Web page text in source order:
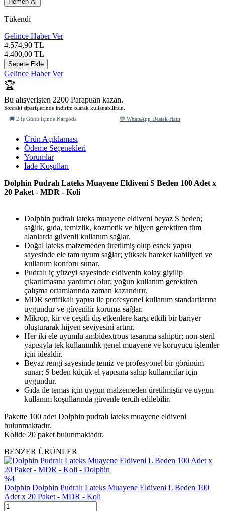
Tükendi
Gelince Haber Ver
4.574,90 TL
4.400,00 TL
Sepete Ekle
Gelince Haber Ver
🏆
Bu alışverişten 2200 Parapuan kazan.
Sonraki siparişlerinde indirim olarak kullanabilirsin.
🚚 2 İş Günü İçinde Kargoda
💬 WhatsApp Destek Hattı
Ürün Açıklaması
Ödeme Seçenekleri
Yorumlar
İade Koşulları
Dolphin Pudralı Lateks Muayene Eldiveni S Beden 100 Adet x
20 Paket - MDR - Koli
Dolphin pudralı lateks muayene eldiveni beyaz S beden;
sağlık, gıda, temizlik, kozmetik ve hijyen gerektiren tüm
alanlarda güvenli kullanım sağlar.
Doğal lateks malzemeden üretilmiş olup esnek yapısı
sayesinde ele tam uyum sağlar; yüksek hareket kabiliyeti ve
kullanım konforu sunar.
Pudralı iç yüzeyi sayesinde eldivenin kolay giyilip
çıkarılmasına yardımcı olur; yoğun kullanım gerektiren
çalışma ortamlarında zaman kazandırır.
MDR sertifikalı yapısı ile profesyonel kullanım standartlarına
uygundur ve güvenilir koruma sağlar.
Mikrop, kir ve çeşitli dış etkenlere karşı etkili bir bariyer
oluşturarak hijyen seviyesini artırır.
Her iki ele uyumlu ambidextrous tasarıma sahiptir; non-steril
yapısıyla tek kullanımlık genel muayene ve koruyucu işlemler
için idealdir.
Beyaz rengi sayesinde temiz ve profesyonel bir görünüm
sunar; S beden küçük el yapısına sahip kullanıcılar için
uygundur.
Gıda ile temas için uygun malzemeden üretilmiştir ve uygun
kullanım koşullarında güvenle tercih edilebilir.
Pakette 100 adet Dolphin pudralı lateks muayene eldiveni
bulunmaktadır.
Kolide 20 paket bulunmaktadır.
BENZER ÜRÜNLER
%4
Dolphin Dolphin Pudralı Lateks Muayene Eldiveni L Beden 100
Adet x 20 Paket - MDR - Koli